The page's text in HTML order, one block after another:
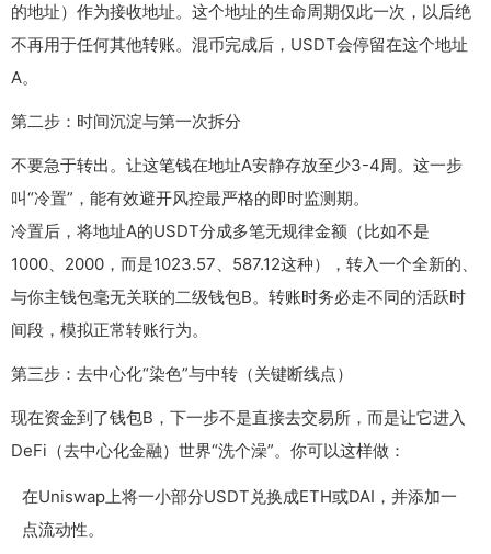
的地址）作为接收地址。这个地址的生命周期仅此一次，以后绝
不再用于任何其他转账。混币完成后，USDT会停留在这个地址
A。
第二步：时间沉淀与第一次拆分
不要急于转出。让这笔钱在地址A安静存放至少3-4周。这一步
叫“冷置”，能有效避开风控最严格的即时监测期。
冷置后，将地址A的USDT分成多笔无规律金额（比如不是
1000、2000，而是1023.57、587.12这种），转入一个全新的、
与你主钱包毫无关联的二级钱包B。转账时务必走不同的活跃时
间段，模拟正常转账行为。
第三步：去中心化“染色”与中转（关键断线点）
现在资金到了钱包B，下一步不是直接去交易所，而是让它进入
DeFi（去中心化金融）世界“洗个澡”。你可以这样做：
在Uniswap上将一小部分USDT兑换成ETH或DAI，并添加一
点流动性。